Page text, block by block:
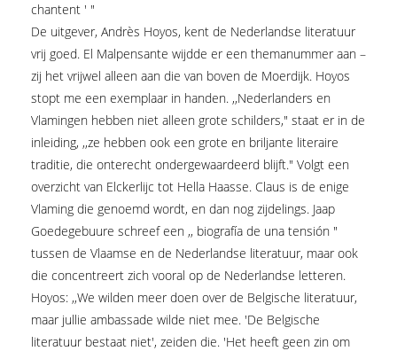
chantent ' "
De uitgever, Andrès Hoyos, kent de Nederlandse literatuur
vrij goed. El Malpensante wijdde er een themanummer aan –
zij het vrijwel alleen aan die van boven de Moerdijk. Hoyos
stopt me een exemplaar in handen. ,,Nederlanders en
Vlamingen hebben niet alleen grote schilders," staat er in de
inleiding, ,,ze hebben ook een grote en briljante literaire
traditie, die onterecht ondergewaardeerd blijft." Volgt een
overzicht van Elckerlijc tot Hella Haasse. Claus is de enige
Vlaming die genoemd wordt, en dan nog zijdelings. Jaap
Goedegebuure schreef een ,, biografía de una tensión "
tussen de Vlaamse en de Nederlandse literatuur, maar ook
die concentreert zich vooral op de Nederlandse letteren.
Hoyos: ,,We wilden meer doen over de Belgische literatuur,
maar jullie ambassade wilde niet mee. 'De Belgische
literatuur bestaat niet', zeiden die. 'Het heeft geen zin om